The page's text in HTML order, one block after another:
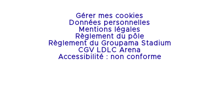
Gérer mes cookies
Données personnelles
Mentions légales
Règlement du pôle
Règlement du Groupama Stadium
CGV LDLC Arena
Accessibilité : non conforme